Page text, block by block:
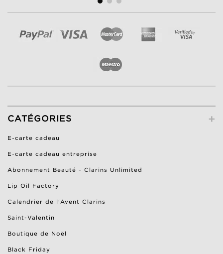
+
CATÉGORIES
E-carte cadeau
E-carte cadeau entreprise
Abonnement Beauté - Clarins Unlimited
Lip Oil Factory
Calendrier de l'Avent Clarins
Saint-Valentin
Boutique de Noël
Black Friday